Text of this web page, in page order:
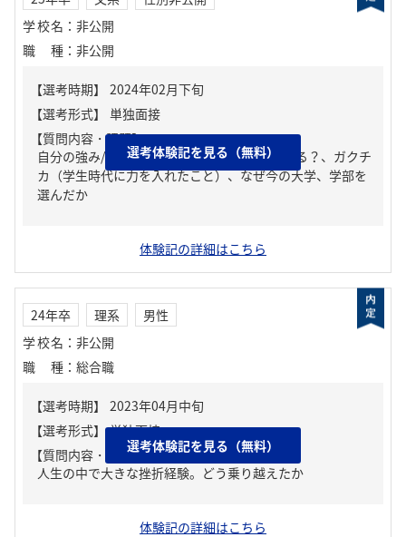
学校名 ： 非公開
職種 ： 非公開
【質問内容・課題】
自分の強み/弱み、周りからどんな人といわれる？、ガクチ
カ（学生時代に力を入れたこと）、なぜ今の大学、学部を
選んだか
選考体験記を見る（無料）
体験記の詳細はこちら
24年卒 理系
男性
学校名 ： 非公開
職種 ： 総合職
【質問内容・課題】
人生の中で大きな挫折経験。どう乗り越えたか
選考体験記を見る（無料）
体験記の詳細はこちら